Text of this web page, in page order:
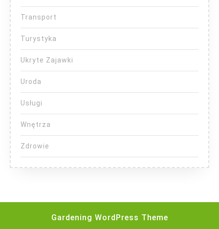
Transport
Turystyka
Ukryte Zajawki
Uroda
Usługi
Wnętrza
Zdrowie
Gardening WordPress Theme